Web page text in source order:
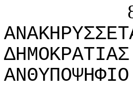
ΔΗΜΟΚΡΑΤIΑΣ
ΑΝΘΥΠΟΨΗΦIΟ